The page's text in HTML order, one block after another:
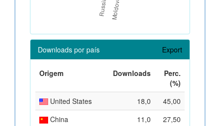
Downloads por país Export
Origem Downloads
Perc.
(%)
United States
18,0
45,00
China
11,0
27,50